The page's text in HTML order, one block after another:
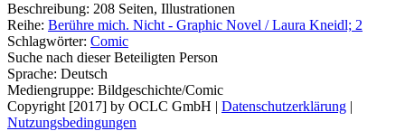
Beschreibung: 208 Seiten, Illustrationen
Reihe: Berühre mich. Nicht - Graphic Novel / Laura Kneidl; 2
Schlagwörter: Comic
Suche nach dieser Beteiligten Person
Sprache: Deutsch
Mediengruppe: Bildgeschichte/Comic
Copyright [2017] by OCLC GmbH | Datenschutzerklärung |
Nutzungsbedingungen